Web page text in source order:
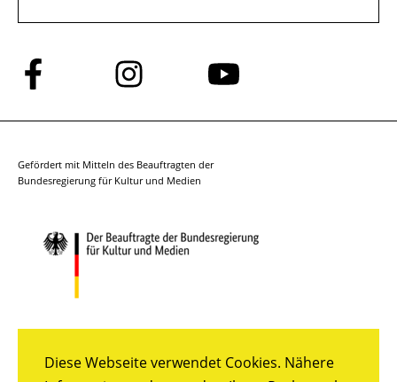
Diese Webseite verwendet Cookies. Nähere
Folge
uns
auf
Folge
uns
auf
Folge
auf
Gefördert mit Mitteln des Beauftragten der
Bundesregierung für Kultur und Medien